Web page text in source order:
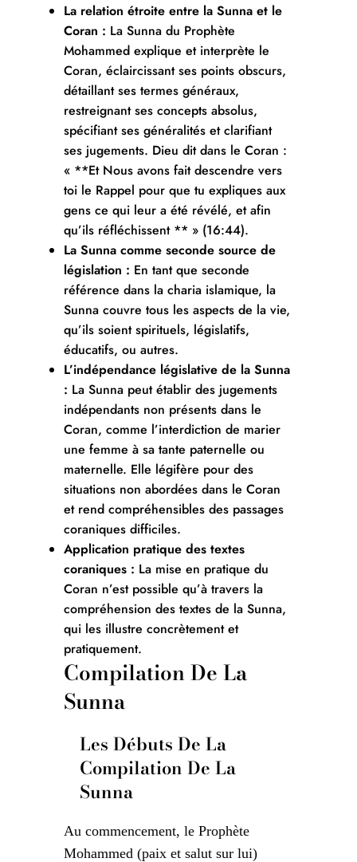
La relation étroite entre la Sunna et le
Coran : La Sunna du Prophète
Mohammed explique et interprète le
Coran, éclaircissant ses points obscurs,
détaillant ses termes généraux,
restreignant ses concepts absolus,
spécifiant ses généralités et clarifiant
ses jugements. Dieu dit dans le Coran :
« **Et Nous avons fait descendre vers
toi le Rappel pour que tu expliques aux
gens ce qui leur a été révélé, et afin
qu’ils réfléchissent ** » (16:44).
La Sunna comme seconde source de
législation : En tant que seconde
référence dans la charia islamique, la
Sunna couvre tous les aspects de la vie,
qu’ils soient spirituels, législatifs,
éducatifs, ou autres.
L’indépendance législative de la Sunna
: La Sunna peut établir des jugements
indépendants non présents dans le
Coran, comme l’interdiction de marier
une femme à sa tante paternelle ou
maternelle. Elle légifère pour des
situations non abordées dans le Coran
et rend compréhensibles des passages
coraniques difficiles.
Application pratique des textes
coraniques : La mise en pratique du
Coran n’est possible qu’à travers la
compréhension des textes de la Sunna,
qui les illustre concrètement et
pratiquement.
Compilation De La
Sunna
Les Débuts De La
Compilation De La
Sunna
Au commencement, le Prophète
Mohammed (paix et salut sur lui)